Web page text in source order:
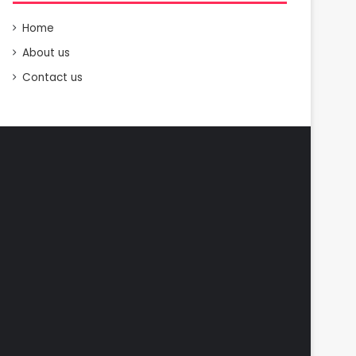
Home
About us
Contact us